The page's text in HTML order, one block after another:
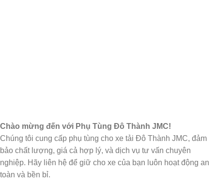
Chào mừng đến với Phụ Tùng Đô Thành JMC!
Chúng tôi cung cấp phụ tùng cho xe tải Đô Thành JMC, đảm
bảo chất lượng, giá cả hợp lý, và dịch vụ tư vấn chuyên
nghiệp. Hãy liên hệ để giữ cho xe của bạn luôn hoạt động an
toàn và bền bỉ.